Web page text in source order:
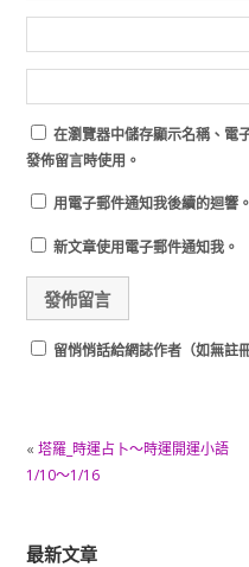
在瀏覽器中儲存顯示名稱、電
發佈留言時使用。
用電子郵件通知我後續的迴響。
新文章使用電子郵件通知我。
留悄悄話給網誌作者（如無註
« 塔羅_時運占卜～時運開運小語
1/10～1/16
最新文章